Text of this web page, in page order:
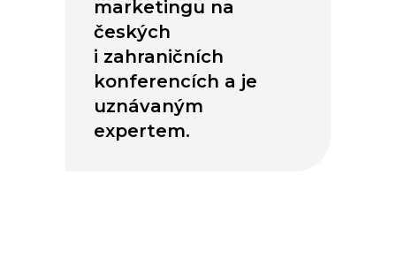
marketingu na
českých
i zahraničních
konferencích a je
uznávaným
expertem.